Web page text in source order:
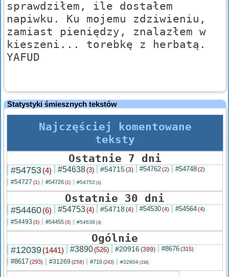
sprawdziłem, ile dostałem
napiwku. Ku mojemu zdziwieniu,
zamiast pieniędzy, znalazłem w
kieszeni... torebkę z herbatą.
YAFUD
Statystyki śmiesznych tekstów
Najczęściej komentowane
teksty
Ostatnie 7 dni
#54753(4) #54638(3) #54715(3) #54762(2) #54748(2)
#54727 (1) #54726 (1) #54752 (1)
Ostatnie 30 dni
#54460(6) #54753(4) #54718 (4) #54530(4) #54564(4)
#54493 (3) #54455 (3) #54638 (3)
Ogólnie
#12039(1441) #3890(526) #20916 (399) #8676(315)
#8617(293) #31269 (258) #716 (243) #32804 (216)